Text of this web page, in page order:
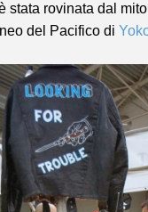
stata rovinata dal
del Pacifico di